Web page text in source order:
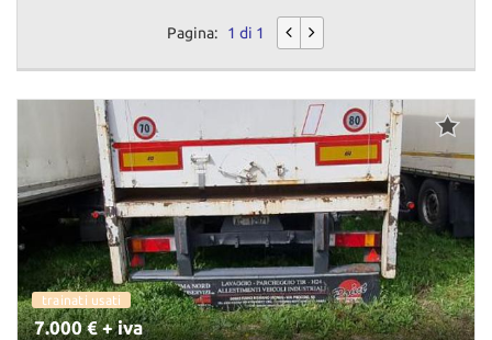
Pagina: 1 di 1
trainati usati
7.000 € + iva